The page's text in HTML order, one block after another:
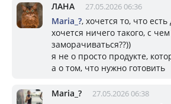
ЛАНА 27.05.2026 06:36
Mariа_?, хочется то, что
хочется ничего такого, с
заморачиваться??))
я не о просто продукте,
а о том, что нужно готовить
Mariа_? 27.05.2026 06:38